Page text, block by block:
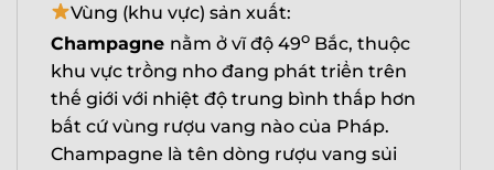
Vùng (khu vực) sản xuất:
Champagne nằm ở vĩ độ 49o Bắc, thuộc
khu vực trồng nho đang phát triển trên
thế giới với nhiệt độ trung bình thấp hơn
bất cứ vùng rượu vang nào của Pháp.
Champagne là tên dòng rượu vang sủi